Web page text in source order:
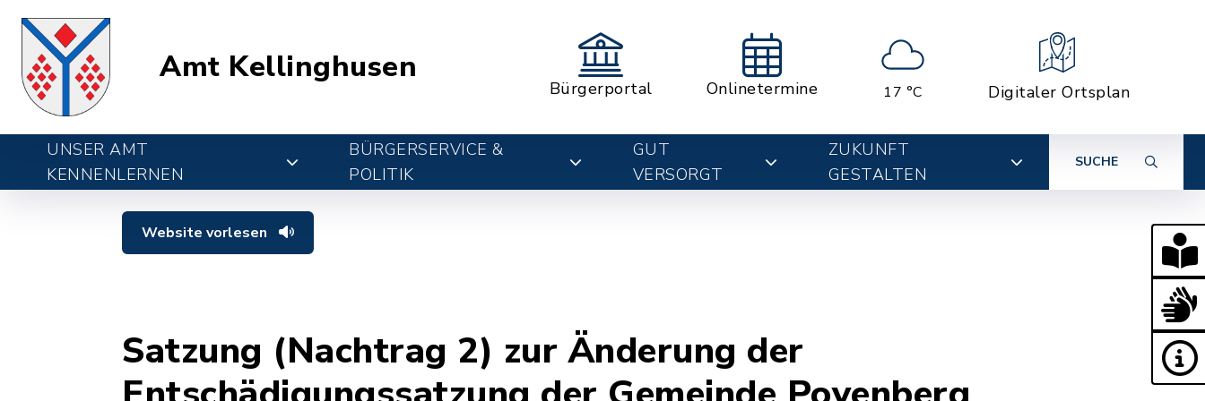
Amt Kellinghusen
Bürgerportal Onlinetermine 17 °C Digitaler Ortsplan
UNSER AMT
KENNENLERNEN
BÜRGERSERVICE &
POLITIK
GUT
VERSORGT
ZUKUNFT
GESTALTEN
SUCHE
Website vorlesen
Satzung (Nachtrag 2) zur Änderung der